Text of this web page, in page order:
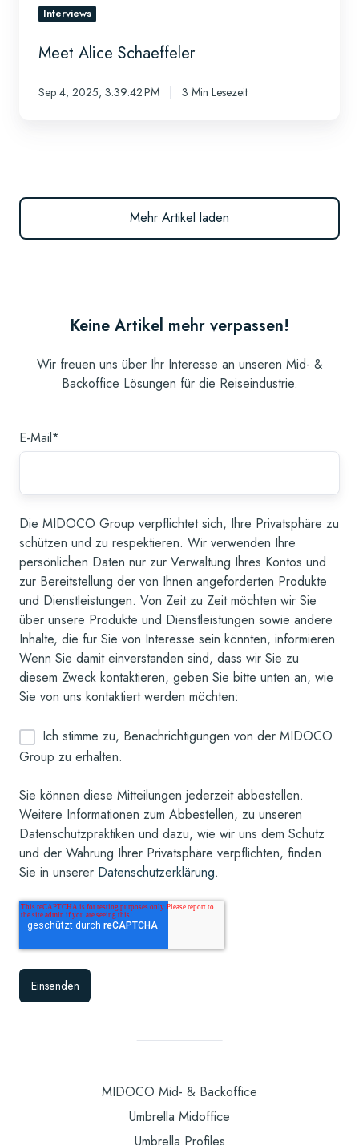
Interviews
Meet Alice Schaeffeler
Sep 4, 2025, 3:39:42 PM 3 Min Lesezeit
Mehr Artikel laden
Keine Artikel mehr verpassen!
Wir freuen uns über Ihr Interesse an unseren Mid- &
Backoffice Lösungen für die Reiseindustrie.
E-Mail*
Die MIDOCO Group verpflichtet sich, Ihre Privatsphäre zu
schützen und zu respektieren. Wir verwenden Ihre
persönlichen Daten nur zur Verwaltung Ihres Kontos und
zur Bereitstellung der von Ihnen angeforderten Produkte
und Dienstleistungen. Von Zeit zu Zeit möchten wir Sie
über unsere Produkte und Dienstleistungen sowie andere
Inhalte, die für Sie von Interesse sein könnten, informieren.
Wenn Sie damit einverstanden sind, dass wir Sie zu
diesem Zweck kontaktieren, geben Sie bitte unten an, wie
Sie von uns kontaktiert werden möchten:
Ich stimme zu, Benachrichtigungen von der MIDOCO
Group zu erhalten.
Sie können diese Mitteilungen jederzeit abbestellen.
Weitere Informationen zum Abbestellen, zu unseren
Datenschutzpraktiken und dazu, wie wir uns dem Schutz
und der Wahrung Ihrer Privatsphäre verpflichten, finden
Sie in unserer Datenschutzerklärung.
MIDOCO Mid- & Backoffice
Umbrella Midoffice